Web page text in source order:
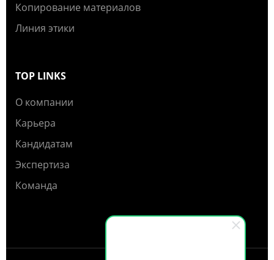
Копирование материалов
Линия этики
TOP LINKS
О компании
Карьера
Кандидатам
Экспертиза
Команда